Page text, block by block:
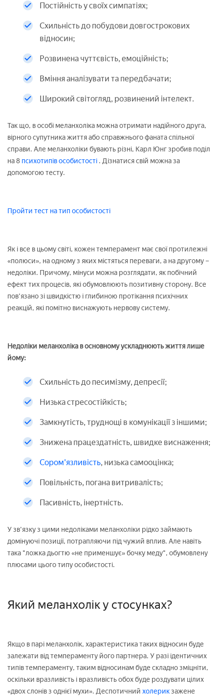
Постійність у своїх симпатіях;
Схильність до побудови довгострокових
відносин;
Розвинена чуттєвість, емоційність;
Вміння аналізувати та передбачати;
Широкий світогляд, розвинений інтелект.
Так що, в особі меланхоліка можна отримати надійного друга,
вірного супутника життя або справжнього фаната спільної
справи. Але меланхоліки бувають різні, Карл Юнг зробив поділ
на 8 психотипів особистості . Дізнатися свій можна за
допомогою тесту.
Пройти тест на тип особистості
Як і все в цьому світі, кожен темперамент має свої протилежні
«полюси», на одному з яких містяться переваги, а на другому –
недоліки. Причому, мінуси можна розглядати, як побічний
ефект тих процесів, які обумовлюють позитивну сторону. Все
пов'язано зі швидкістю і глибиною протікання психічних
реакцій, які помітно виснажують нервову систему.
Недоліки меланхоліка в основному ускладнюють життя лише
йому:
Схильність до песимізму, депресії;
Низька стресостійкість;
Замкнутість, труднощі в комунікації з іншими;
Знижена працездатність, швидке виснаження;
Сором'язливість, низька самооцінка;
Повільність, погана витривалість;
Пасивність, інертність.
У зв'язку з цими недоліками меланхоліки рідко займають
домінуючі позиції, потрапляючи під чужий вплив. Але навіть
така "ложка дьогтю «не применшує» бочку меду", обумовлену
плюсами цього типу особистості.
Який меланхолік у стосунках?
Якщо в парі меланхолік, характеристика таких відносин буде
залежати від темпераменту його партнера. У разі ідентичних
типів темпераменту, таким відносинам буде складно зміцніти,
оскільки вразливість і вразливість обох буде роздувати цілих
«двох слонів з однієї мухи». Деспотичний холерикзажене